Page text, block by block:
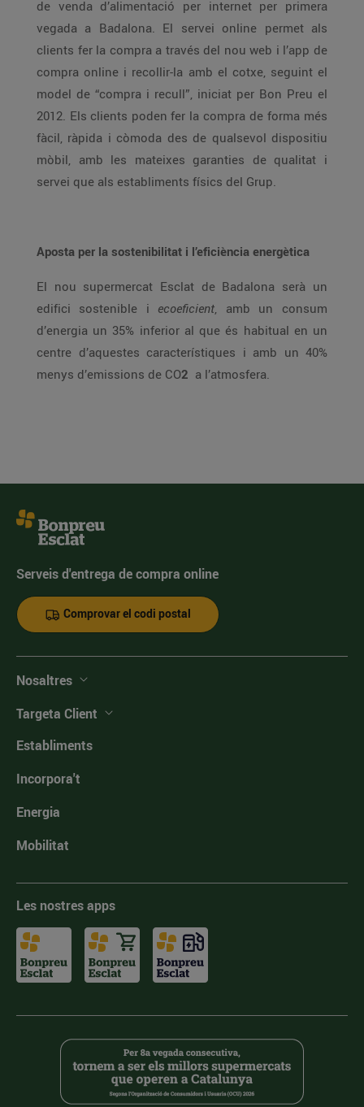
de venda d’alimentació per internet per primera
vegada a Badalona. El servei online permet als
clients fer la compra a través del nou web i l’app de
compra online i recollir-la amb el cotxe, seguint el
model de “compra i recull”, iniciat per Bon Preu el
2012. Els clients poden fer la compra de forma més
fàcil, ràpida i còmoda des de qualsevol dispositiu
mòbil, amb les mateixes garanties de qualitat i
servei que als establiments físics del Grup.
Aposta per la sostenibilitat i l’eficiència energètica
El nou supermercat Esclat de Badalona serà un
edifici sostenible i ecoeficient, amb un consum
d’energia un 35% inferior al que és habitual en un
centre d’aquestes característiques i amb un 40%
menys d’emissions de CO
a l’atmosfera.
Serveis d'entrega de compra online
Comprovar el codi postal
Nosaltres
Targeta Client
Establiments
Incorpora't
Energia
Mobilitat
Les nostres apps